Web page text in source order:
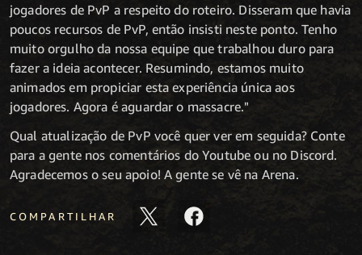
jogadores de PvP a respeito do roteiro. Disseram que havia
poucos recursos de PvP, então insisti neste ponto. Tenho
muito orgulho da nossa equipe que trabalhou duro para
fazer a ideia acontecer. Resumindo, estamos muito
animados em propiciar esta experiência única aos
jogadores. Agora é aguardar o massacre."
Qual atualização de PvP você quer ver em seguida? Conte
para a gente nos comentários do Youtube ou no Discord.
Agradecemos o seu apoio! A gente se vê na Arena.
COMPARTILHAR